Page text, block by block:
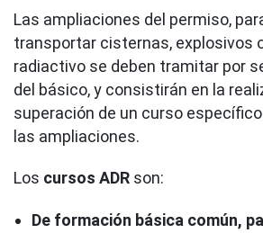
Las ampliaciones del permiso,
transportar cisternas, explosivos
radiactivo se deben tramitar por
del básico, y consistirán en la
superación de un curso
las ampliaciones.
Los cursos ADR son:
De formación básica común,